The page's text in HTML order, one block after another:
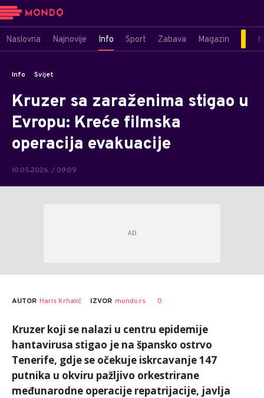
Naslovna Najnovije Info Sport Zabava Magazin
Info Svijet
Kruzer sa zaraženima stigao u
Evropu: Kreće filmska
operacija evakuacije
10.05.2026. / 09:09
AUTOR Haris Krhalić IZVOR mondo.rs 0
Kruzer koji se nalazi u centru epidemije
hantavirusa stigao je na špansko ostrvo
Tenerife, gdje se očekuje iskrcavanje 147
putnika u okviru pažljivo orkestrirane
međunarodne operacije repatrijacije, javlja